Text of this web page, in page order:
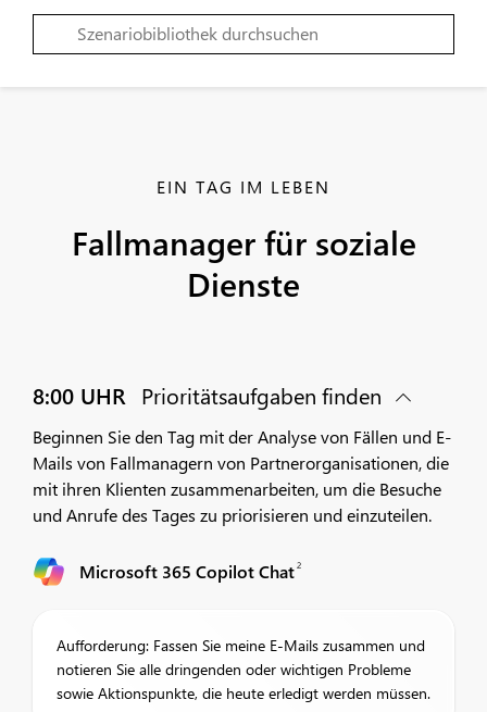
EIN TAG IM LEBEN
Fallmanager für soziale
Dienste
8:00 UHR Prioritätsaufgaben finden
Beginnen Sie den Tag mit der Analyse von Fällen und E-
Mails von Fallmanagern von Partnerorganisationen, die
mit ihren Klienten zusammenarbeiten, um die Besuche
und Anrufe des Tages zu priorisieren und einzuteilen.
Microsoft 365 Copilot Chat2
Aufforderung: Fassen Sie meine E-Mails zusammen und
notieren Sie alle dringenden oder wichtigen Probleme
sowie Aktionspunkte, die heute erledigt werden müssen.